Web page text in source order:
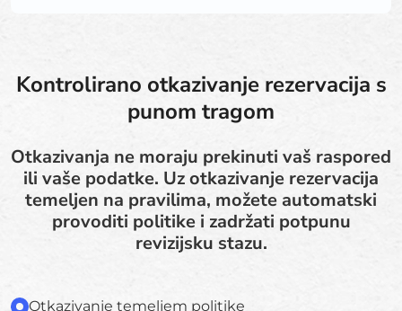
Kontrolirano otkazivanje rezervacija s
punom tragom
Otkazivanja ne moraju prekinuti vaš raspored
ili vaše podatke. Uz otkazivanje rezervacija
temeljen na pravilima, možete automatski
provoditi politike i zadržati potpunu
revizijsku stazu.
Otkazivanje temeljem politike